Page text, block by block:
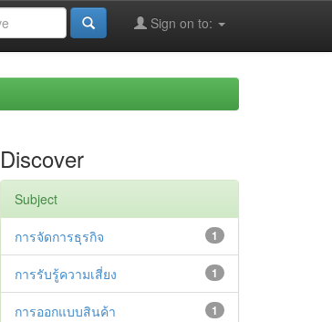
Sign on to:
Discover
Subject
1
การจัดการธุรกิจ
1
การรับรู้ความเสี่ยง
1
การออกแบบสินค้า